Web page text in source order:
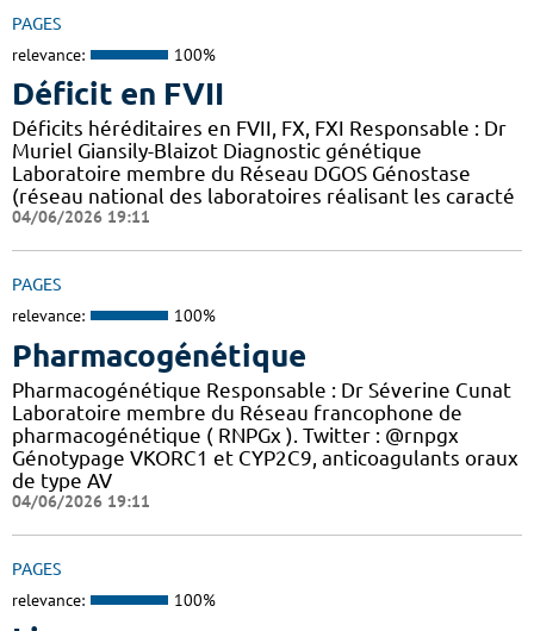
PAGES
relevance: 100%
Déficit en FVII
Déficits héréditaires en FVII, FX, FXI Responsable : Dr
Muriel Giansily-Blaizot Diagnostic génétique
Laboratoire membre du Réseau DGOS Génostase
(réseau national des laboratoires réalisant les caracté
04/06/2026 19:11
PAGES
relevance: 100%
Pharmacogénétique
Pharmacogénétique Responsable : Dr Séverine Cunat
Laboratoire membre du Réseau francophone de
pharmacogénétique ( RNPGx ). Twitter : @rnpgx
Génotypage VKORC1 et CYP2C9, anticoagulants oraux
de type AV
04/06/2026 19:11
PAGES
relevance: 100%